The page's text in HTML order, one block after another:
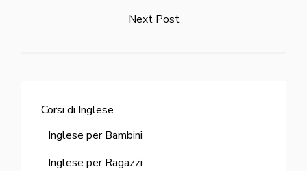
Next Post
Corsi di Inglese
Inglese per Bambini
Inglese per Ragazzi